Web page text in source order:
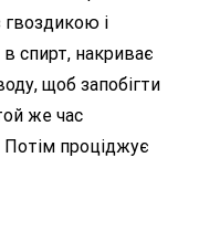
і
спирт, накриває
щоб запобігти
же час
Потім проціджує